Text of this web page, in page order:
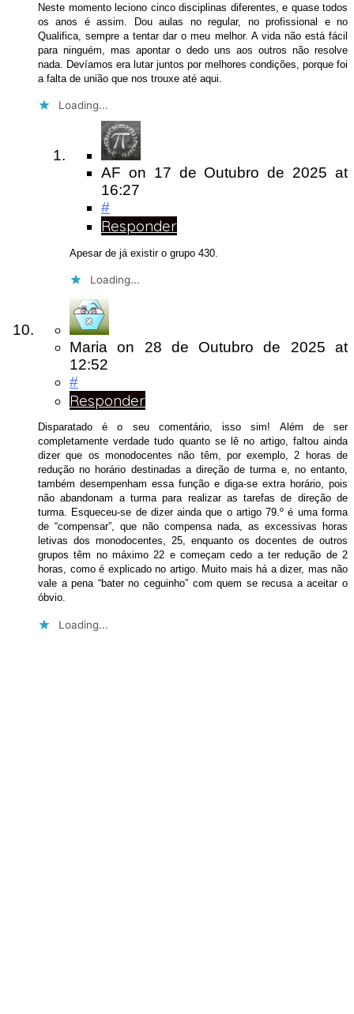
Neste momento leciono cinco disciplinas diferentes, e quase todos
os anos é assim. Dou aulas no regular, no profissional e no
Qualifica, sempre a tentar dar o meu melhor. A vida não está fácil
para ninguém, mas apontar o dedo uns aos outros não resolve
nada. Devíamos era lutar juntos por melhores condições, porque foi
a falta de união que nos trouxe até aqui.
Loading...
AF on 17 de Outubro de 2025at
16:27
#
Responder
Apesar de já existir o grupo 430.
Loading...
Maria on 28 de Outubro de 2025at
12:52
#
Responder
Disparatado é o seu comentário, isso sim! Além de ser
completamente verdade tudo quanto se lê no artigo, faltou ainda
dizer que os monodocentes não têm, por exemplo, 2 horas de
redução no horário destinadas a direção de turma e, no entanto,
também desempenham essa função e diga-se extra horário, pois
não abandonam a turma para realizar as tarefas de direção de
turma. Esqueceu-se de dizer ainda que o artigo 79.º é uma forma
de “compensar”, que não compensa nada, as excessivas horas
letivas dos monodocentes, 25, enquanto os docentes de outros
grupos têm no máximo 22 e começam cedo a ter redução de 2
horas, como é explicado no artigo. Muito mais há a dizer, mas não
vale a pena “bater no ceguinho” com quem se recusa a aceitar o
óbvio.
Loading...